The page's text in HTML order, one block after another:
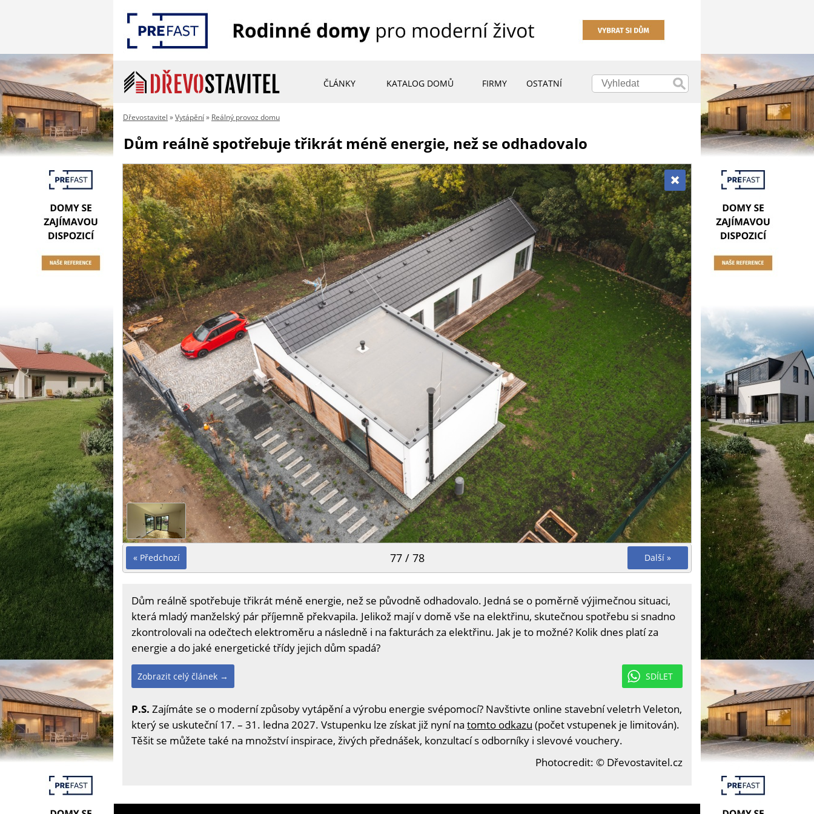
ČLÁNKY KATALOG DOMŮ FIRMY OSTATNÍ
Dřevostavitel »Vytápění» Reálný provoz domu
Dům reálně spotřebuje třikrát méně energie, než se odhadovalo
« Předchozí Další »
77 / 78
Dům reálně spotřebuje třikrát méně energie, než se původně odhadovalo. Jedná se o poměrně výjimečnou situaci,
která mladý manželský pár příjemně překvapila. Jelikož mají v domě vše na elektřinu, skutečnou spotřebu si snadno
zkontrolovali na odečtech elektroměru a následně i na fakturách za elektřinu. Jak je to možné? Kolik dnes platí za
energie a do jaké energetické třídy jejich dům spadá?
SDÍLET
Zobrazit celý článek →
P.S. Zajímáte se o moderní způsoby vytápění a výrobu energie svépomocí? Navštivte online stavební veletrh Veleton,
který se uskuteční 17. – 31. ledna 2027. Vstupenku lze získat již nyní na tomto odkazu (počet vstupenek je limitován).
Těšit se můžete také na množství inspirace, živých přednášek, konzultací s odborníky i slevové vouchery.
Photocredit: © Dřevostavitel.cz